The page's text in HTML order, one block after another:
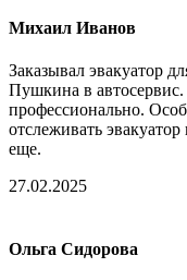
Михаил Иванов
Заказывал эвакуатор
Пушкина в автосервис.
профессионально.
отслеживать
еще.
27.02.2025
Ольга Сидорова